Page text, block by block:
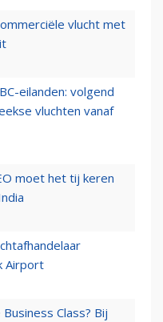
vlucht met
eilanden: volgend
vluchten vanaf
moet het tij keren
Airport
Class? Bij